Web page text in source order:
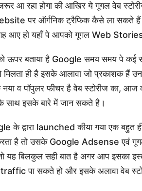
आ रहा होगा की आखिर ये गूगल वेब
पर ऑर्गनिक ट्रैफिक कैसे ला सकते
आए हो यहाँ पे आपको गूगल Web Stories
ऊपर बताया है Google समय समय पे कई
ही है इसके आलावा जो प्रकाशक हैं
नया व पॉपुलर फीचर है वेब स्टोरीज का,
इसके बारे में जान सकते है।
के द्वारा launched कीया गया एक बहुत
है तो उसके Google Adsense एवं
यह बिलकुल सही बात है अगर आप इसका
पा सकते हो और इसके अलावा वेब